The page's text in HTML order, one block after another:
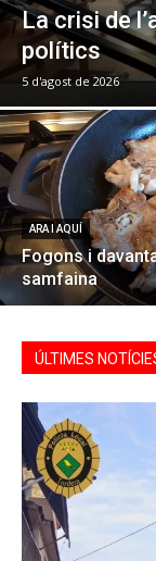
La crisi de
polítics
5 d'agost de 2026
ARA I AQUÍ
Fogons i
samfaina
ÚLTIMES